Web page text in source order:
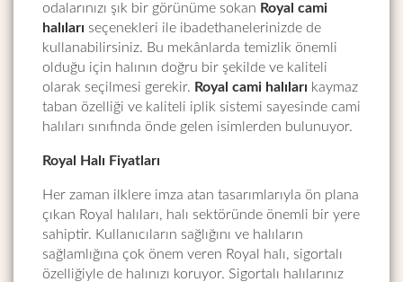
odalarınızı şık bir görünüme sokan Royal cami
halıları seçenekleri ile ibadethanelerinizde de
kullanabilirsiniz. Bu mekânlarda temizlik önemli
olduğu için halının doğru bir şekilde ve kaliteli
olarak seçilmesi gerekir. Royal cami halıları kaymaz
taban özelliği ve kaliteli iplik sistemi sayesinde cami
halıları sınıfında önde gelen isimlerden bulunuyor.
Royal Halı Fiyatları
Her zaman ilklere imza atan tasarımlarıyla ön plana
çıkan Royal halıları, halı sektöründe önemli bir yere
sahiptir. Kullanıcıların sağlığını ve halıların
sağlamlığına çok önem veren Royal halı, sigortalı
özelliğiyle de halınızı koruyor. Sigortalı halılarınız